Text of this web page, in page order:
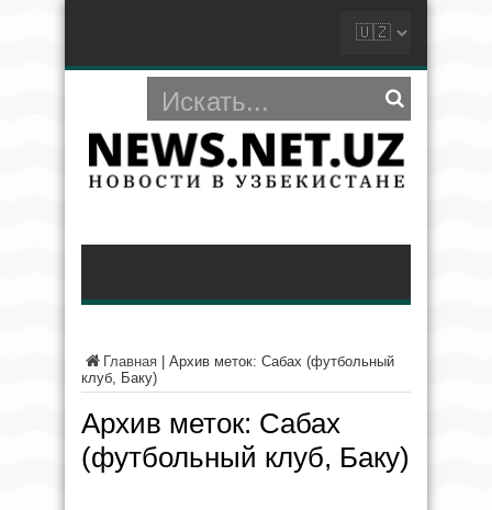
Главная
Архив меток: Сабах (футбольный
клуб, Баку)
Архив меток: Сабах
(футбольный клуб, Баку)